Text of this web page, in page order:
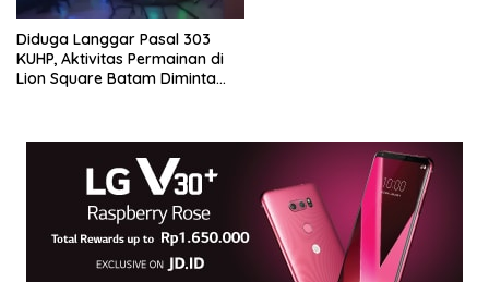
Diduga Langgar Pasal 303
KUHP, Aktivitas Permainan di
Lion Square Batam Diminta